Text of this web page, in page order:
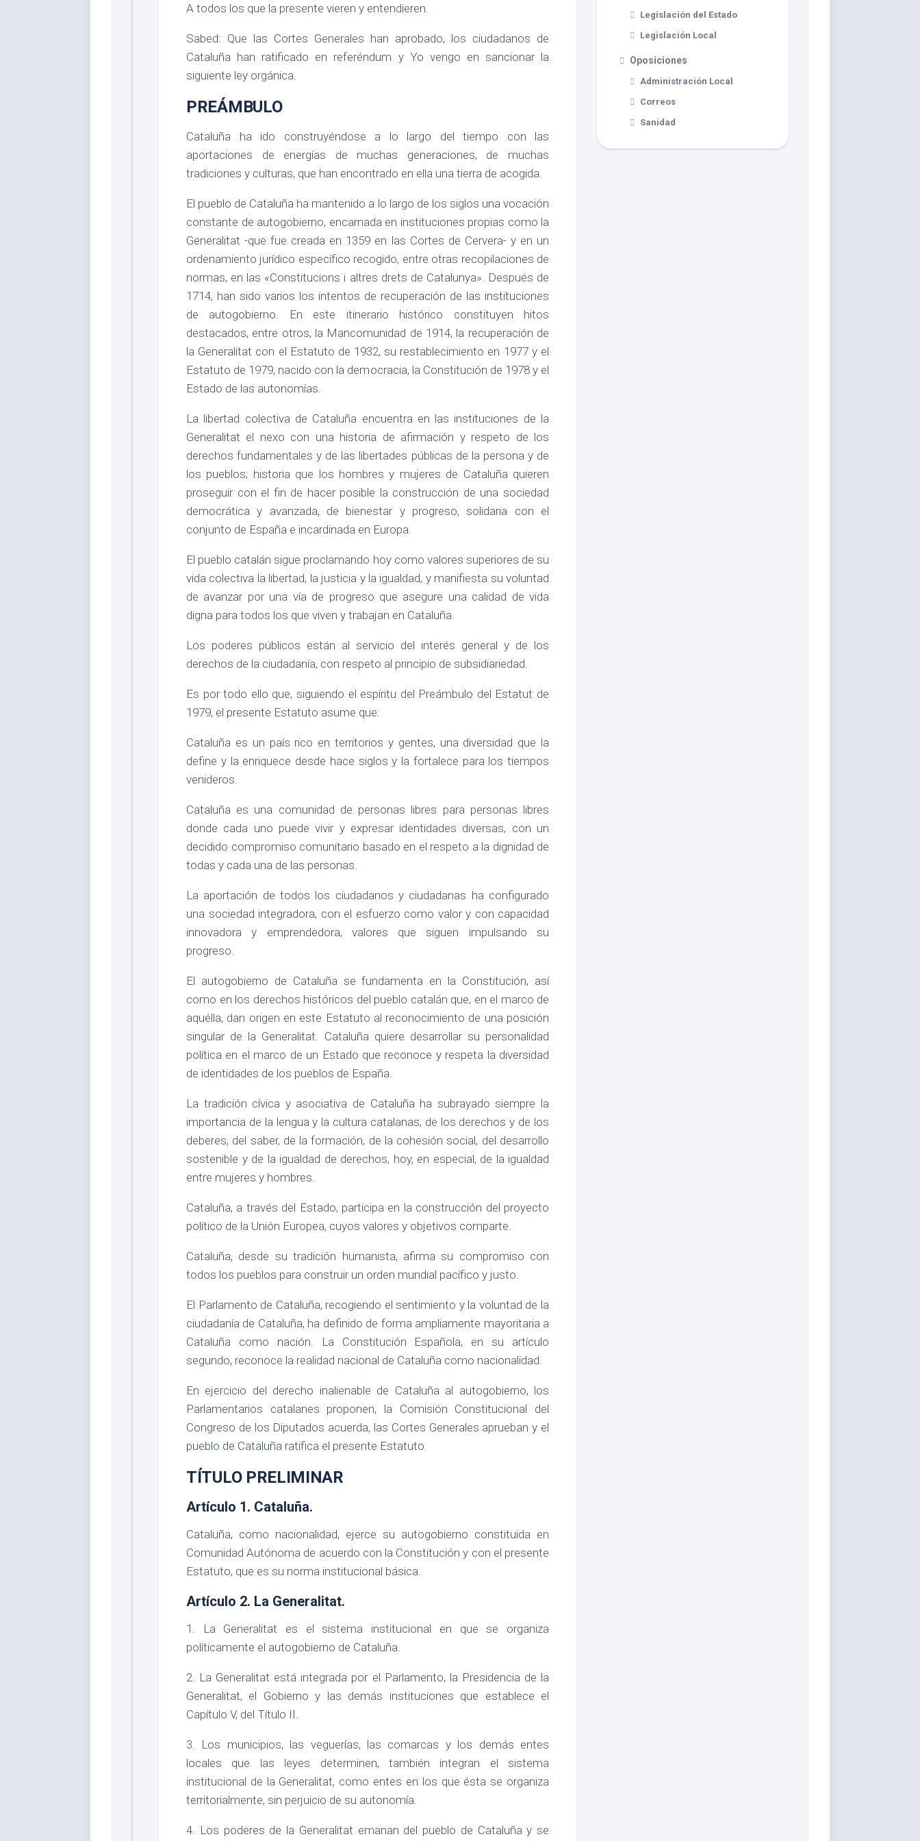
A todos los que la presente vieren y entendieren.
Sabed: Que las Cortes Generales han aprobado, los ciudadanos de
Cataluña han ratificado en referéndum y Yo vengo en sancionar la
siguiente ley orgánica.
PREÁMBULO
Cataluña ha ido construyéndose a lo largo del tiempo con las
aportaciones de energías de muchas generaciones, de muchas
tradiciones y culturas, que han encontrado en ella una tierra de acogida.
El pueblo de Cataluña ha mantenido a lo largo de los siglos una vocación
constante de autogobierno, encarnada en instituciones propias como la
Generalitat -que fue creada en 1359 en las Cortes de Cervera- y en un
ordenamiento jurídico específico recogido, entre otras recopilaciones de
normas, en las «Constitucions i altres drets de Catalunya». Después de
1714, han sido varios los intentos de recuperación de las instituciones
de autogobierno. En este itinerario histórico constituyen hitos
destacados, entre otros, la Mancomunidad de 1914, la recuperación de
la Generalitat con el Estatuto de 1932, su restablecimiento en 1977 y el
Estatuto de 1979, nacido con la democracia, la Constitución de 1978 y el
Estado de las autonomías.
La libertad colectiva de Cataluña encuentra en las instituciones de la
Generalitat el nexo con una historia de afirmación y respeto de los
derechos fundamentales y de las libertades públicas de la persona y de
los pueblos; historia que los hombres y mujeres de Cataluña quieren
proseguir con el fin de hacer posible la construcción de una sociedad
democrática y avanzada, de bienestar y progreso, solidaria con el
conjunto de España e incardinada en Europa.
El pueblo catalán sigue proclamando hoy como valores superiores de su
vida colectiva la libertad, la justicia y la igualdad, y manifiesta su voluntad
de avanzar por una vía de progreso que asegure una calidad de vida
digna para todos los que viven y trabajan en Cataluña.
Los poderes públicos están al servicio del interés general y de los
derechos de la ciudadanía, con respeto al principio de subsidiariedad.
Es por todo ello que, siguiendo el espíritu del Preámbulo del Estatut de
1979, el presente Estatuto asume que:
Cataluña es un país rico en territorios y gentes, una diversidad que la
define y la enriquece desde hace siglos y la fortalece para los tiempos
venideros.
Cataluña es una comunidad de personas libres para personas libres
donde cada uno puede vivir y expresar identidades diversas, con un
decidido compromiso comunitario basado en el respeto a la dignidad de
todas y cada una de las personas.
La aportación de todos los ciudadanos y ciudadanas ha configurado
una sociedad integradora, con el esfuerzo como valor y con capacidad
innovadora y emprendedora, valores que siguen impulsando su
progreso.
El autogobierno de Cataluña se fundamenta en la Constitución, así
como en los derechos históricos del pueblo catalán que, en el marco de
aquélla, dan origen en este Estatuto al reconocimiento de una posición
singular de la Generalitat. Cataluña quiere desarrollar su personalidad
política en el marco de un Estado que reconoce y respeta la diversidad
de identidades de los pueblos de España.
La tradición cívica y asociativa de Cataluña ha subrayado siempre la
importancia de la lengua y la cultura catalanas, de los derechos y de los
deberes, del saber, de la formación, de la cohesión social, del desarrollo
sostenible y de la igualdad de derechos, hoy, en especial, de la igualdad
entre mujeres y hombres.
Cataluña, a través del Estado, participa en la construcción del proyecto
político de la Unión Europea, cuyos valores y objetivos comparte.
Cataluña, desde su tradición humanista, afirma su compromiso con
todos los pueblos para construir un orden mundial pacífico y justo.
El Parlamento de Cataluña, recogiendo el sentimiento y la voluntad de la
ciudadanía de Cataluña, ha definido de forma ampliamente mayoritaria a
Cataluña como nación. La Constitución Española, en su artículo
segundo, reconoce la realidad nacional de Cataluña como nacionalidad.
En ejercicio del derecho inalienable de Cataluña al autogobierno, los
Parlamentarios catalanes proponen, la Comisión Constitucional del
Congreso de los Diputados acuerda, las Cortes Generales aprueban y el
pueblo de Cataluña ratifica el presente Estatuto.
TÍTULO PRELIMINAR
Artículo 1. Cataluña.
Cataluña, como nacionalidad, ejerce su autogobierno constituida en
Comunidad Autónoma de acuerdo con la Constitución y con el presente
Estatuto, que es su norma institucional básica.
Artículo 2. La Generalitat.
1. La Generalitat es el sistema institucional en que se organiza
políticamente el autogobierno de Cataluña.
2. La Generalitat está integrada por el Parlamento, la Presidencia de la
Generalitat, el Gobierno y las demás instituciones que establece el
Capítulo V, del Título II.
3. Los municipios, las veguerías, las comarcas y los demás entes
locales que las leyes determinen, también integran el sistema
institucional de la Generalitat, como entes en los que ésta se organiza
territorialmente, sin perjuicio de su autonomía.
4. Los poderes de la Generalitat emanan del pueblo de Cataluña y se
Legislación del Estado
Legislación Local
Oposiciones
Administración Local
Correos
Sanidad